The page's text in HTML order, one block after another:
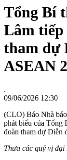
Tổng Bí
Lâm tiếp
tham dự
ASEAN
.
09/06/2026 12:30
(CLO) Báo Nhà
phát biểu của Tổng
đoàn tham dự Diễn
Thưa các quý vị đại